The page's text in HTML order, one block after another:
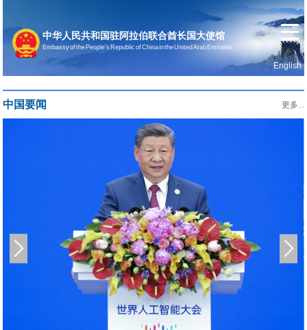
中华人民共和国驻阿拉伯联合酋长国大使馆
Embassy of the People’s Republic of China in the United Arab Emirates
English
中国要闻 更多...